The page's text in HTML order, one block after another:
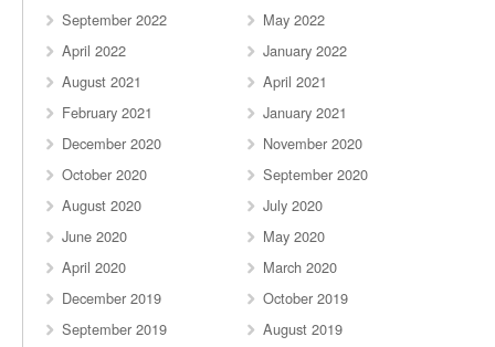
September 2022
May 2022
April 2022
January 2022
August 2021
April 2021
February 2021
January 2021
December 2020
November 2020
October 2020
September 2020
August 2020
July 2020
June 2020
May 2020
April 2020
March 2020
December 2019
October 2019
September 2019
August 2019